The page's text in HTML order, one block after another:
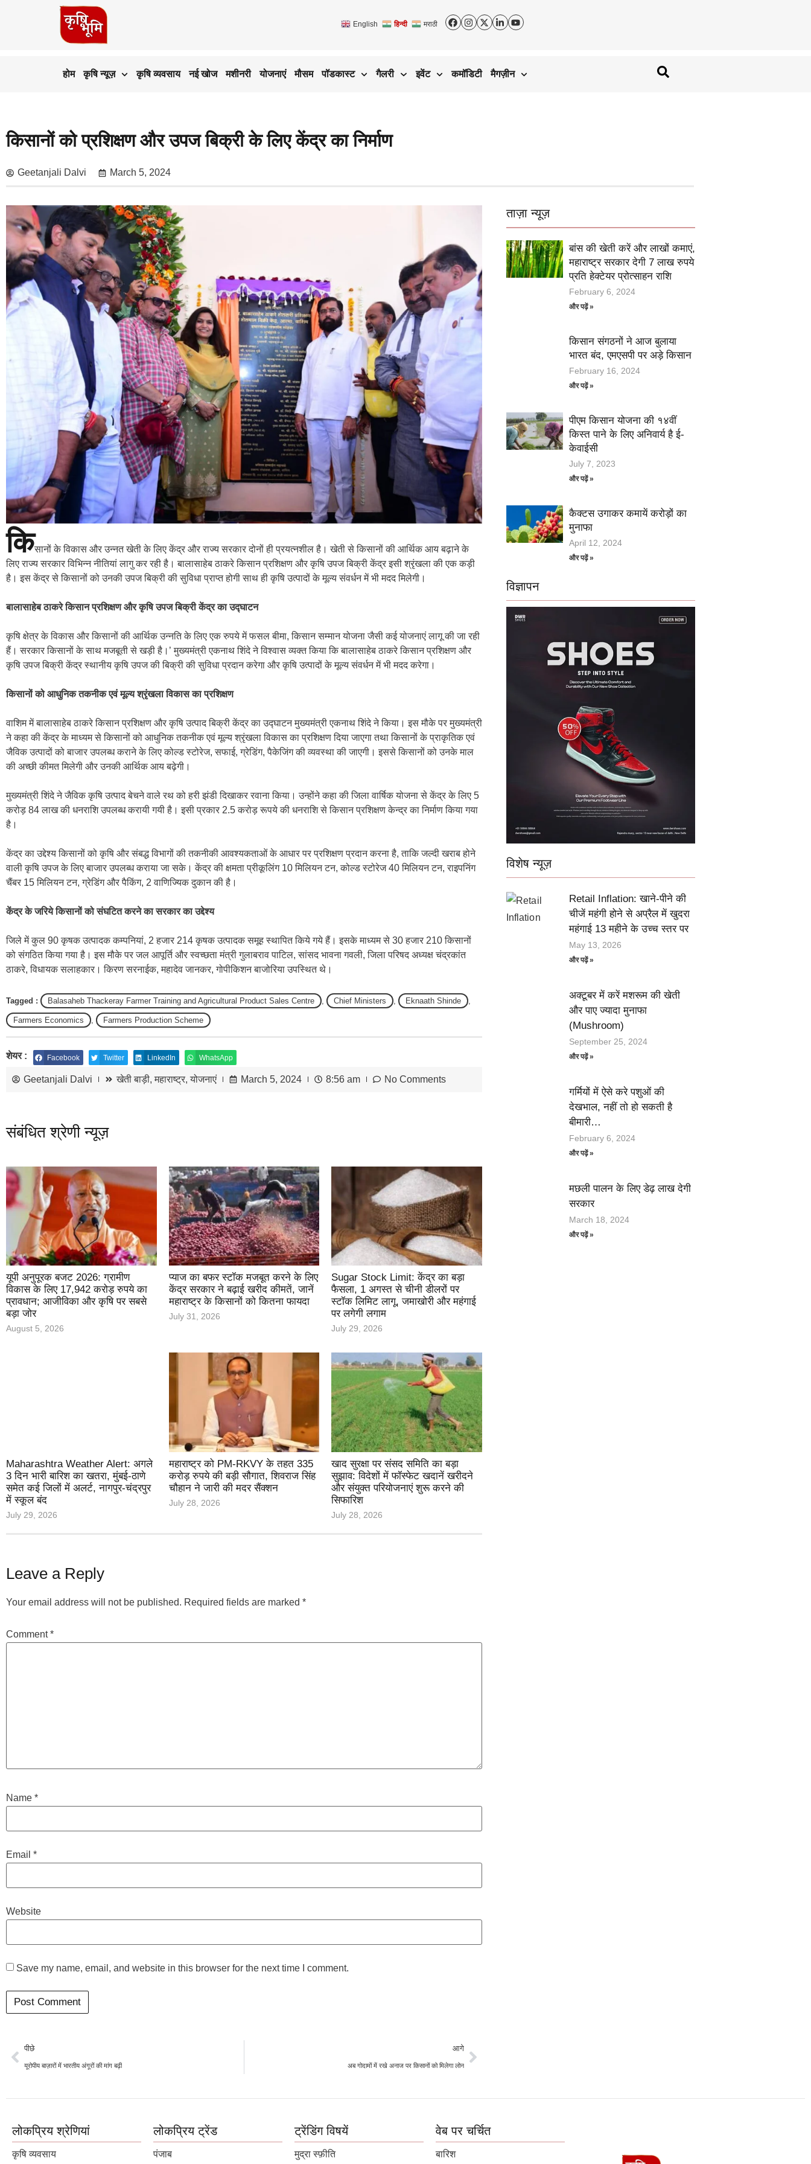
English हिन्दी मराठी
होम कृषि न्यूज़ कृषि व्यवसाय नई खोज मशीनरी योजनाएं मौसम पॉडकास्ट गैलरी इवेंट कमॉडिटी मैगज़ीन
किसानों को प्रशिक्षण और उपज बिक्री के लिए केंद्र का निर्माण
Geetanjali Dalvi March 5, 2024
किसानों के विकास और उन्नत खेती के लिए केंद्र और राज्य सरकार दोनों ही प्रयत्नशील है। खेती से किसानों की आर्थिक आय बढ़ाने के
लिए राज्य सरकार विभिन्न नीतियां लागु कर रही है। बालासाहेब ठाकरे किसान प्रशिक्षण और कृषि उपज बिक्री केंद्र इसी श्रृंखला की एक कड़ी
है। इस केंद्र से किसानों को उनकी उपज बिक्री की सुविधा प्राप्त होगी साथ ही कृषि उत्पादों के मूल्य संवर्धन में भी मदद मिलेगी।
बालासाहेब ठाकरे किसान प्रशिक्षण और कृषि उपज बिक्री केंद्र का उद्घाटन
कृषि क्षेत्र के विकास और किसानों की आर्थिक उन्नति के लिए एक रुपये में फसल बीमा, किसान सम्मान योजना जैसी कई योजनाएं लागू की जा रही
हैं। सरकार किसानों के साथ मजबूती से खड़ी है।’ मुख्यमंत्री एकनाथ शिंदे ने विश्वास व्यक्त किया कि बालासाहेब ठाकरे किसान प्रशिक्षण और
कृषि उपज बिक्री केंद्र स्थानीय कृषि उपज की बिक्री की सुविधा प्रदान करेगा और कृषि उत्पादों के मूल्य संवर्धन में भी मदद करेगा।
किसानों को आधुनिक तकनीक एवं मूल्य श्रृंखला विकास का प्रशिक्षण
वाशिम में बालासाहेब ठाकरे किसान प्रशिक्षण और कृषि उत्पाद बिक्री केंद्र का उद्घाटन मुख्यमंत्री एकनाथ शिंदे ने किया। इस मौके पर मुख्यमंत्री
ने कहा की केंद्र के माध्यम से किसानों को आधुनिक तकनीक एवं मूल्य श्रृंखला विकास का प्रशिक्षण दिया जाएगा तथा किसानों के प्राकृतिक एवं
जैविक उत्पादों को बाजार उपलब्ध कराने के लिए कोल्ड स्टोरेज, सफाई, ग्रेडिंग, पैकेजिंग की व्यवस्था की जाएगी। इससे किसानों को उनके माल
की अच्छी कीमत मिलेगी और उनकी आर्थिक आय बढ़ेगी।
मुख्यमंत्री शिंदे ने जैविक कृषि उत्पाद बेचने वाले रथ को हरी झंडी दिखाकर रवाना किया। उन्होंने कहा की जिला वार्षिक योजना से केंद्र के लिए 5
करोड़ 84 लाख की धनराशि उपलब्ध करायी गयी है। इसी प्रकार 2.5 करोड़ रूपये की धनराशि से किसान प्रशिक्षण केन्द्र का निर्माण किया गया
है।
केंद्र का उद्देश्य किसानों को कृषि और संबद्ध विभागों की तकनीकी आवश्यकताओं के आधार पर प्रशिक्षण प्रदान करना है, ताकि जल्दी खराब होने
वाली कृषि उपज के लिए बाजार उपलब्ध कराया जा सके। केंद्र की क्षमता प्रीकूलिंग 10 मिलियन टन, कोल्ड स्टोरेज 40 मिलियन टन, राइपनिंग
चैंबर 15 मिलियन टन, ग्रेडिंग और पैकिंग, 2 वाणिज्यिक दुकान की है।
केंद्र के जरिये किसानों को संघटित करने का सरकार का उद्देश्य
जिले में कुल 90 कृषक उत्पादक कम्पनियां, 2 हजार 214 कृषक उत्पादक समूह स्थापित किये गये हैं। इसके माध्यम से 30 हजार 210 किसानों
को संगठित किया गया है। इस मौके पर जल आपूर्ति और स्वच्छता मंत्री गुलाबराव पाटिल, सांसद भावना गवली, जिला परिषद अध्यक्ष चंद्रकांत
ठाकरे, विधायक सलाहकार। किरण सरनाईक, महादेव जानकर, गोपीकिशन बाजोरिया उपस्थित थे।
Tagged : Balasaheb Thackeray Farmer Training and Agricultural Product Sales Centre Chief Ministers Eknaath Shinde
Farmers Economics Farmers Production Scheme
शेयर : Facebook Twitter LinkedIn WhatsApp
Geetanjali Dalvi खेती बाड़ी,महाराष्ट्र,योजनाएं March 5, 2024 8:56 am No Comments
संबंधित श्रेणी न्यूज़
यूपी अनुपूरक बजट 2026: ग्रामीण
विकास के लिए 17,942 करोड़ रुपये का
प्रावधान; आजीविका और कृषि पर सबसे
बड़ा जोर
August 5, 2026
प्याज का बफर स्टॉक मजबूत करने के लिए
केंद्र सरकार ने बढ़ाई खरीद कीमतें, जानें
महाराष्ट्र के किसानों को कितना फायदा
July 31, 2026
Sugar Stock Limit: केंद्र का बड़ा
फैसला, 1 अगस्त से चीनी डीलरों पर
स्टॉक लिमिट लागू, जमाखोरी और महंगाई
पर लगेगी लगाम
July 29, 2026
Maharashtra Weather Alert: अगले
3 दिन भारी बारिश का खतरा, मुंबई-ठाणे
समेत कई जिलों में अलर्ट, नागपुर-चंद्रपुर
में स्कूल बंद
July 29, 2026
महाराष्ट्र को PM-RKVY के तहत 335
करोड़ रुपये की बड़ी सौगात, शिवराज सिंह
चौहान ने जारी की मदर सैंक्शन
July 28, 2026
खाद सुरक्षा पर संसद समिति का बड़ा
सुझाव: विदेशों में फॉस्फेट खदानें खरीदने
और संयुक्त परियोजनाएं शुरू करने की
सिफारिश
July 28, 2026
Leave a Reply
Your email address will not be published. Required fields are marked *
Comment*
Name *
Email *
Website
Save my name, email, and website in this browser for the next time I comment.
पीछे
यूरोपीय बाज़ारों में भारतीय अंगूरों की मांग बढ़ी
आगे
अब गोदामों में रखे अनाज पर किसानों को मिलेगा लोन
ताज़ा न्यूज़
बांस की खेती करें और लाखों कमाएं,
महाराष्ट्र सरकार देगी 7 लाख रुपये
प्रति हेक्टेयर प्रोत्साहन राशि
February 6, 2024
और पढ़ें »
किसान संगठनों ने आज बुलाया
भारत बंद, एमएसपी पर अड़े किसान
February 16, 2024
और पढ़ें »
पीएम किसान योजना की १४वीं
किस्त पाने के लिए अनिवार्य है ई-
केवाईसी
July 7, 2023
और पढ़ें »
कैक्टस उगाकर कमायें करोड़ों का
मुनाफा
April 12, 2024
और पढ़ें »
विज्ञापन
विशेष न्यूज़
Retail Inflation: खाने-पीने की
चीजें महंगी होने से अप्रैल में खुदरा
महंगाई 13 महीने के उच्च स्तर पर
May 13, 2026
और पढ़ें »
अक्टूबर में करें मशरूम की खेती
और पाए ज्यादा मुनाफा
(Mushroom)
September 25, 2024
और पढ़ें »
गर्मियों में ऐसे करे पशुओं की
देखभाल, नहीं तो हो सकती है
बीमारी…
February 6, 2024
और पढ़ें »
मछली पालन के लिए डेढ़ लाख देगी
सरकार
March 18, 2024
और पढ़ें »
लोकप्रिय श्रेणियां
कृषि व्यवसाय
लोकप्रिय ट्रेंड
पंजाब
ट्रेंडिंग विषयें
मुद्रा स्फ़ीति
वेब पर चर्चित
बारिश